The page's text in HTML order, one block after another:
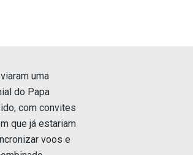
uma
do Papa
com convites
que já estariam
voos e